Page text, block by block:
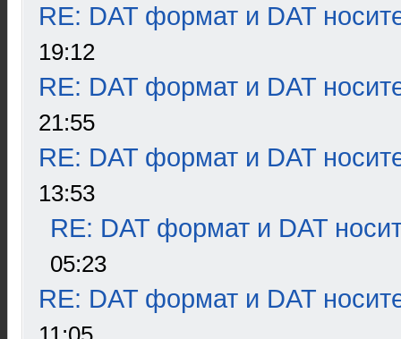
RE: DAT формат и DAT
19:12
RE: DAT формат и DAT
21:55
RE: DAT формат и DAT
13:53
RE: DAT формат и DAT
05:23
RE: DAT формат и DAT